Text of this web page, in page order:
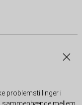
problemstillinger i